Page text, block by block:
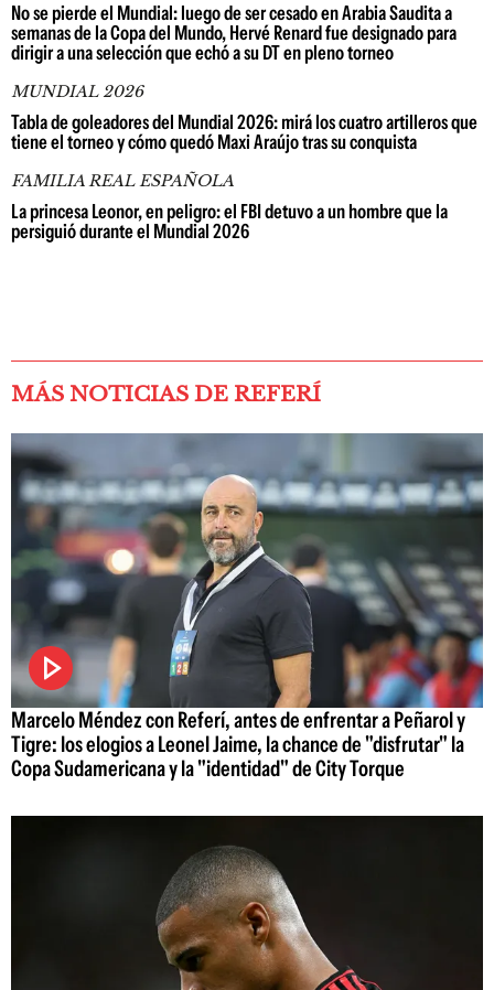
No se pierde el Mundial: luego de ser cesado en Arabia Saudita a
semanas de la Copa del Mundo, Hervé Renard fue designado para
dirigir a una selección que echó a su DT en pleno torneo
MUNDIAL 2026
Tabla de goleadores del Mundial 2026: mirá los cuatro artilleros que
tiene el torneo y cómo quedó Maxi Araújo tras su conquista
FAMILIA REAL ESPAÑOLA
La princesa Leonor, en peligro: el FBI detuvo a un hombre que la
persiguió durante el Mundial 2026
MÁS NOTICIAS DE REFERÍ
Marcelo Méndez con Referí, antes de enfrentar a Peñarol y
Tigre: los elogios a Leonel Jaime, la chance de "disfrutar" la
Copa Sudamericana y la "identidad" de City Torque